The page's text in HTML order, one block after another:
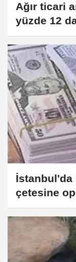
Ağır ticari
yüzde 12
İstanbul'da
çetesine